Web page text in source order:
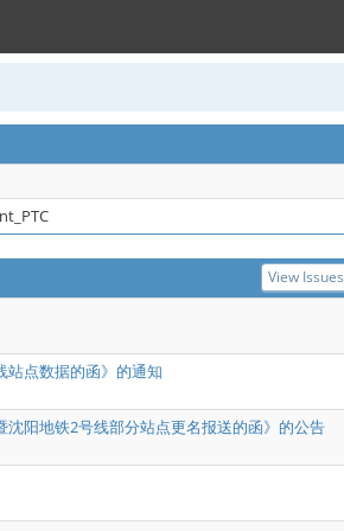
View Issues
站点数据的函》的通知
阳地铁2号线部分站点更名报送的函》的公告